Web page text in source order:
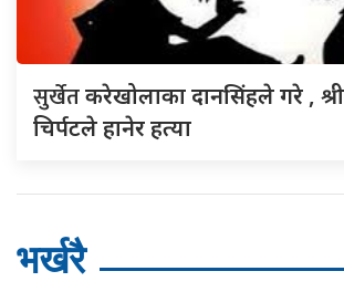
सुर्खेतकरेखोलाका दानसिंहले गरे ,
चिर्पटले हानेर हत्या
भर्खरै